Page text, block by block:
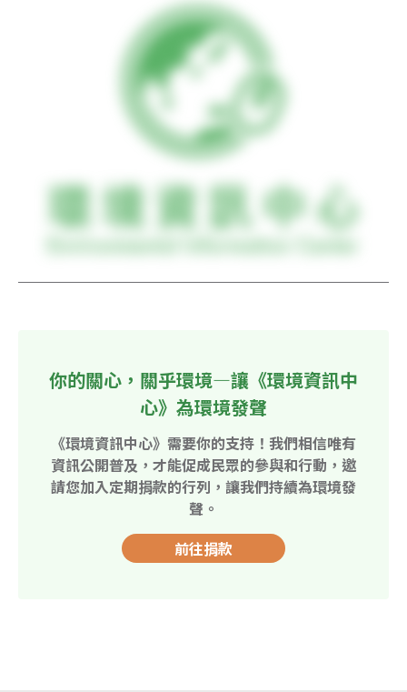
你的關心，關乎環境—讓《環境資訊中
心》為環境發聲
《環境資訊中心》需要你的支持！我們相信唯有
資訊公開普及，才能促成民眾的參與和行動，邀
請您加入定期捐款的行列，讓我們持續為環境發
聲。
前往捐款